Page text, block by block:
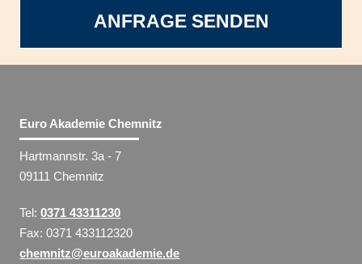
ANFRAGE SENDEN
Euro Akademie Chemnitz
Hartmannstr. 3a - 7
09111 Chemnitz
Tel:0371 43311230
Fax: 0371 433112320
chemnitz@euroakademie.de